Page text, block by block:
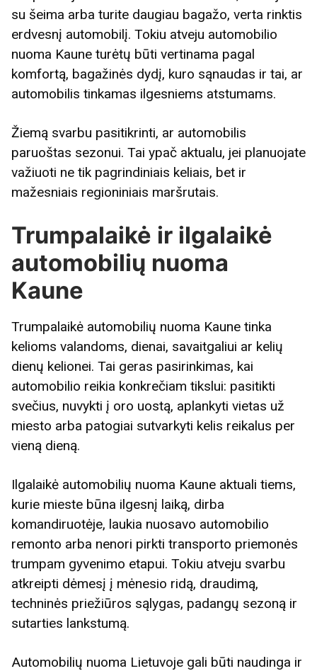
su šeima arba turite daugiau bagažo, verta rinktis
erdvesnį automobilį. Tokiu atveju automobilio
nuoma Kaune turėtų būti vertinama pagal
komfortą, bagažinės dydį, kuro sąnaudas ir tai, ar
automobilis tinkamas ilgesniems atstumams.
Žiemą svarbu pasitikrinti, ar automobilis
paruoštas sezonui. Tai ypač aktualu, jei planuojate
važiuoti ne tik pagrindiniais keliais, bet ir
mažesniais regioniniais maršrutais.
Trumpalaikė ir ilgalaikė
automobilių nuoma
Kaune
Trumpalaikė automobilių nuoma Kaune tinka
kelioms valandoms, dienai, savaitgaliui ar kelių
dienų kelionei. Tai geras pasirinkimas, kai
automobilio reikia konkrečiam tikslui: pasitikti
svečius, nuvykti į oro uostą, aplankyti vietas už
miesto arba patogiai sutvarkyti kelis reikalus per
vieną dieną.
Ilgalaikė automobilių nuoma Kaune aktuali tiems,
kurie mieste būna ilgesnį laiką, dirba
komandiruotėje, laukia nuosavo automobilio
remonto arba nenori pirkti transporto priemonės
trumpam gyvenimo etapui. Tokiu atveju svarbu
atkreipti dėmesį į mėnesio ridą, draudimą,
techninės priežiūros sąlygas, padangų sezoną ir
sutarties lankstumą.
Automobilių nuoma Lietuvoje gali būti naudinga ir